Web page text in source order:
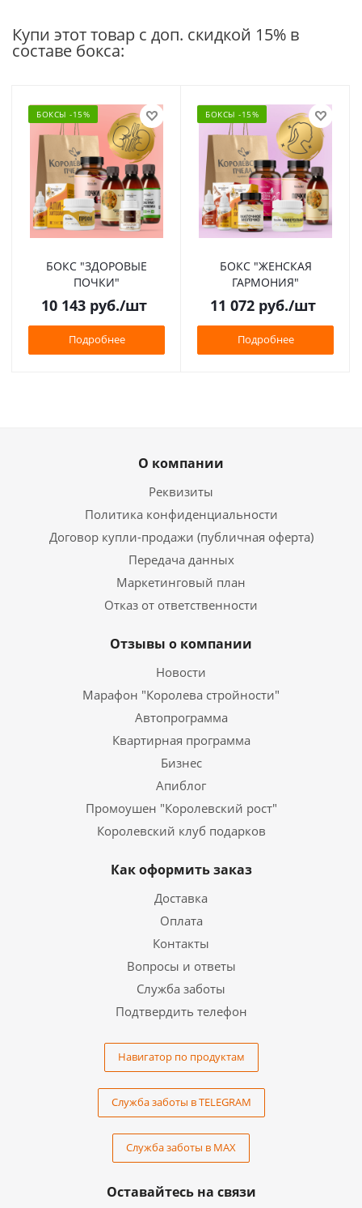
Купи этот товар с доп. скидкой 15% в
составе бокса:
БОКСЫ -15%
БОКС "ЗДОРОВЫЕ
ПОЧКИ"
10 143руб./шт
Подробнее
БОКСЫ -15%
БОКС "ЖЕНСКАЯ
ГАРМОНИЯ"
11 072руб./шт
Подробнее
О компании
Реквизиты
Политика конфиденциальности
Договор купли-продажи (публичная оферта)
Передача данных
Маркетинговый план
Отказ от ответственности
Отзывы о компании
Новости
Марафон "Королева стройности"
Автопрограмма
Квартирная программа
Бизнес
Апиблог
Промоушен "Королевский рост"
Королевский клуб подарков
Как оформить заказ
Доставка
Оплата
Контакты
Вопросы и ответы
Служба заботы
Подтвердить телефон
Навигатор по продуктам
Служба заботы в TELEGRAM
Служба заботы в MAX
Оставайтесь на связи